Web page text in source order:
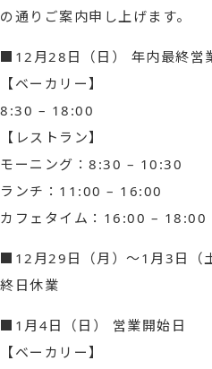
の通りご案内申し上げます。
■12月28日（日） 年内最終営
【ベーカリー】
8:30 – 18:00
【レストラン】
モーニング：8:30 – 10:30
ランチ：11:00 – 16:00
カフェタイム：16:00 – 18:00
■12月29日（月）～1月3日（
終日休業
■1月4日（日） 営業開始日
【ベーカリー】